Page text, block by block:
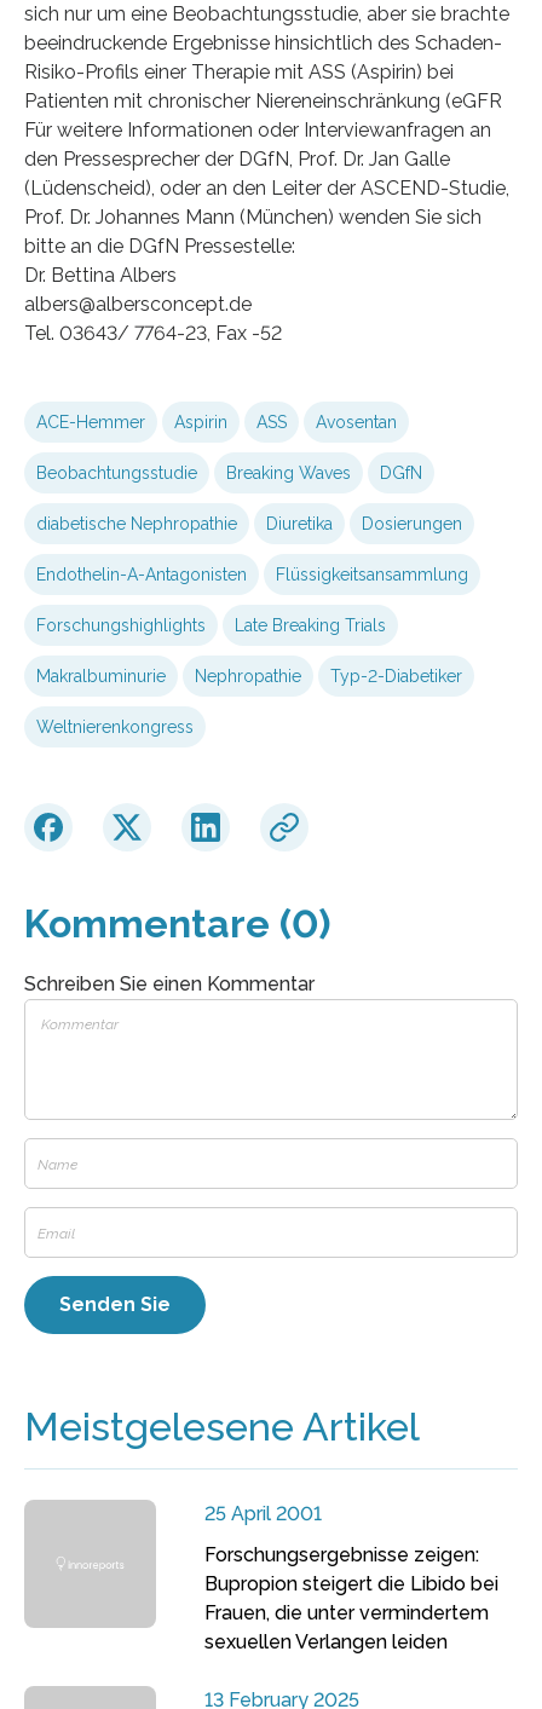
sich nur um eine Beobachtungsstudie, aber sie brachte
beeindruckende Ergebnisse hinsichtlich des Schaden-
Risiko-Profils einer Therapie mit ASS (Aspirin) bei
Patienten mit chronischer Niereneinschränkung (eGFR
Für weitere Informationen oder Interviewanfragen an
den Pressesprecher der DGfN, Prof. Dr. Jan Galle
(Lüdenscheid), oder an den Leiter der ASCEND-Studie,
Prof. Dr. Johannes Mann (München) wenden Sie sich
bitte an die DGfN Pressestelle:
Dr. Bettina Albers
albers@albersconcept.de
Tel. 03643/ 7764-23, Fax -52
ACE-Hemmer Aspirin ASS Avosentan
Beobachtungsstudie Breaking Waves DGfN
diabetische Nephropathie Diuretika Dosierungen
Endothelin-A-Antagonisten Flüssigkeitsansammlung
Forschungshighlights Late Breaking Trials
Makralbuminurie Nephropathie Typ-2-Diabetiker
Weltnierenkongress
Kommentare (0)
Schreiben Sie einen Kommentar
Meistgelesene Artikel
25 April 2001
Forschungsergebnisse zeigen:
Bupropion steigert die Libido bei
Frauen, die unter vermindertem
sexuellen Verlangen leiden
13 February 2025